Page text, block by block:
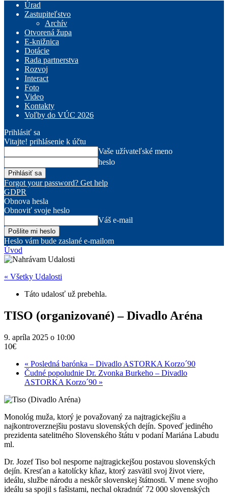
Úrad
Zastupiteľstvo
Archív
Otvorená župa
E-knižnica
Dotácie
Rada partnerstva
Rozvoj
Interact
Foto
Video
Kontakty
Voľby do VÚC 2026
Prihlásiť sa
Vitajte! prihlásenie k účtu
Vaše užívateľské meno
heslo
Forgot your password? Get help
GDPR
Obnova hesla
Obnoviť svoje heslo
Váš e-mail
Heslo vám bude zaslané e-mailom
Úvod
« Všetky Udalosti
Táto udalosť už prebehla.
TISO (organizované) – Divadlo Aréna
9. apríla 2025 o 10:00
10€
« Posledná barónka – Divadlo ASTORKA Korzo´90
Čudné popoludnie Dr. Zvonka Burkeho – Divadlo
ASTORKA Korzo´90 »
Monológ muža, ktorý je považovaný za najtragickejšiu a
najkontroverznejšiu postavu slovenských dejín. Spoveď jediného
prezidenta satelitného Slovenského štátu v podaní Mariána Labudu
ml.
Dr. Jozef Tiso bol nesporne najtragickejšou postavou slovenských
dejín. Kresťan a katolícky kňaz, ktorý zasvätil svoj život viere,
ideálu, službe národu a neskôr slovenskej štátnosti. V mene svojho
ideálu sa spojil s fašistami, nechal okradnúť 72 000 slovenských